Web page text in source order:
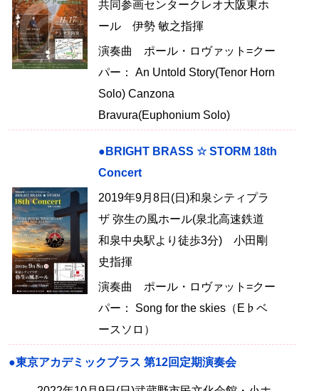
共同参画センタークレオ大阪東ホ
ール 伊勢 敏之指揮
演奏曲 ポール・ロヴァット=クー
パー： An Untold Story(Tenor Horn
Solo) Canzona
Bravura(Euphonium Solo)
●BRIGHT BRASS ☆ STORM 18th
Concert
2019年9月8日(日)和泉シティプラ
ザ 弥生の風ホール(泉北高速鉄道
和泉中央駅より徒歩3分) 小田剛
史指揮
演奏曲 ポール・ロヴァット=クー
パー： Song for the skies（E♭ベ
ースソロ）
●東京アカデミックブラス 第12回定期演奏会